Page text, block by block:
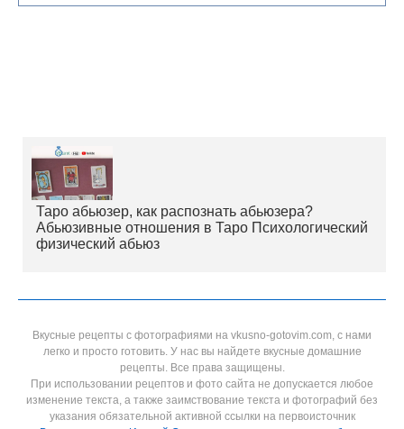
Таро абьюзер, как распознать абьюзера?
Абьюзивные отношения в Таро Психологический
физический абьюз
Вкусные рецепты с фотографиями на vkusno-gotovim.com, с нами
легко и просто готовить. У нас вы найдете вкусные домашние
рецепты. Все права защищены.
При использовании рецептов и фото сайта не допускается любое
изменение текста, а также заимствование текста и фотографий без
указания обязательной активной ссылки на первоисточник